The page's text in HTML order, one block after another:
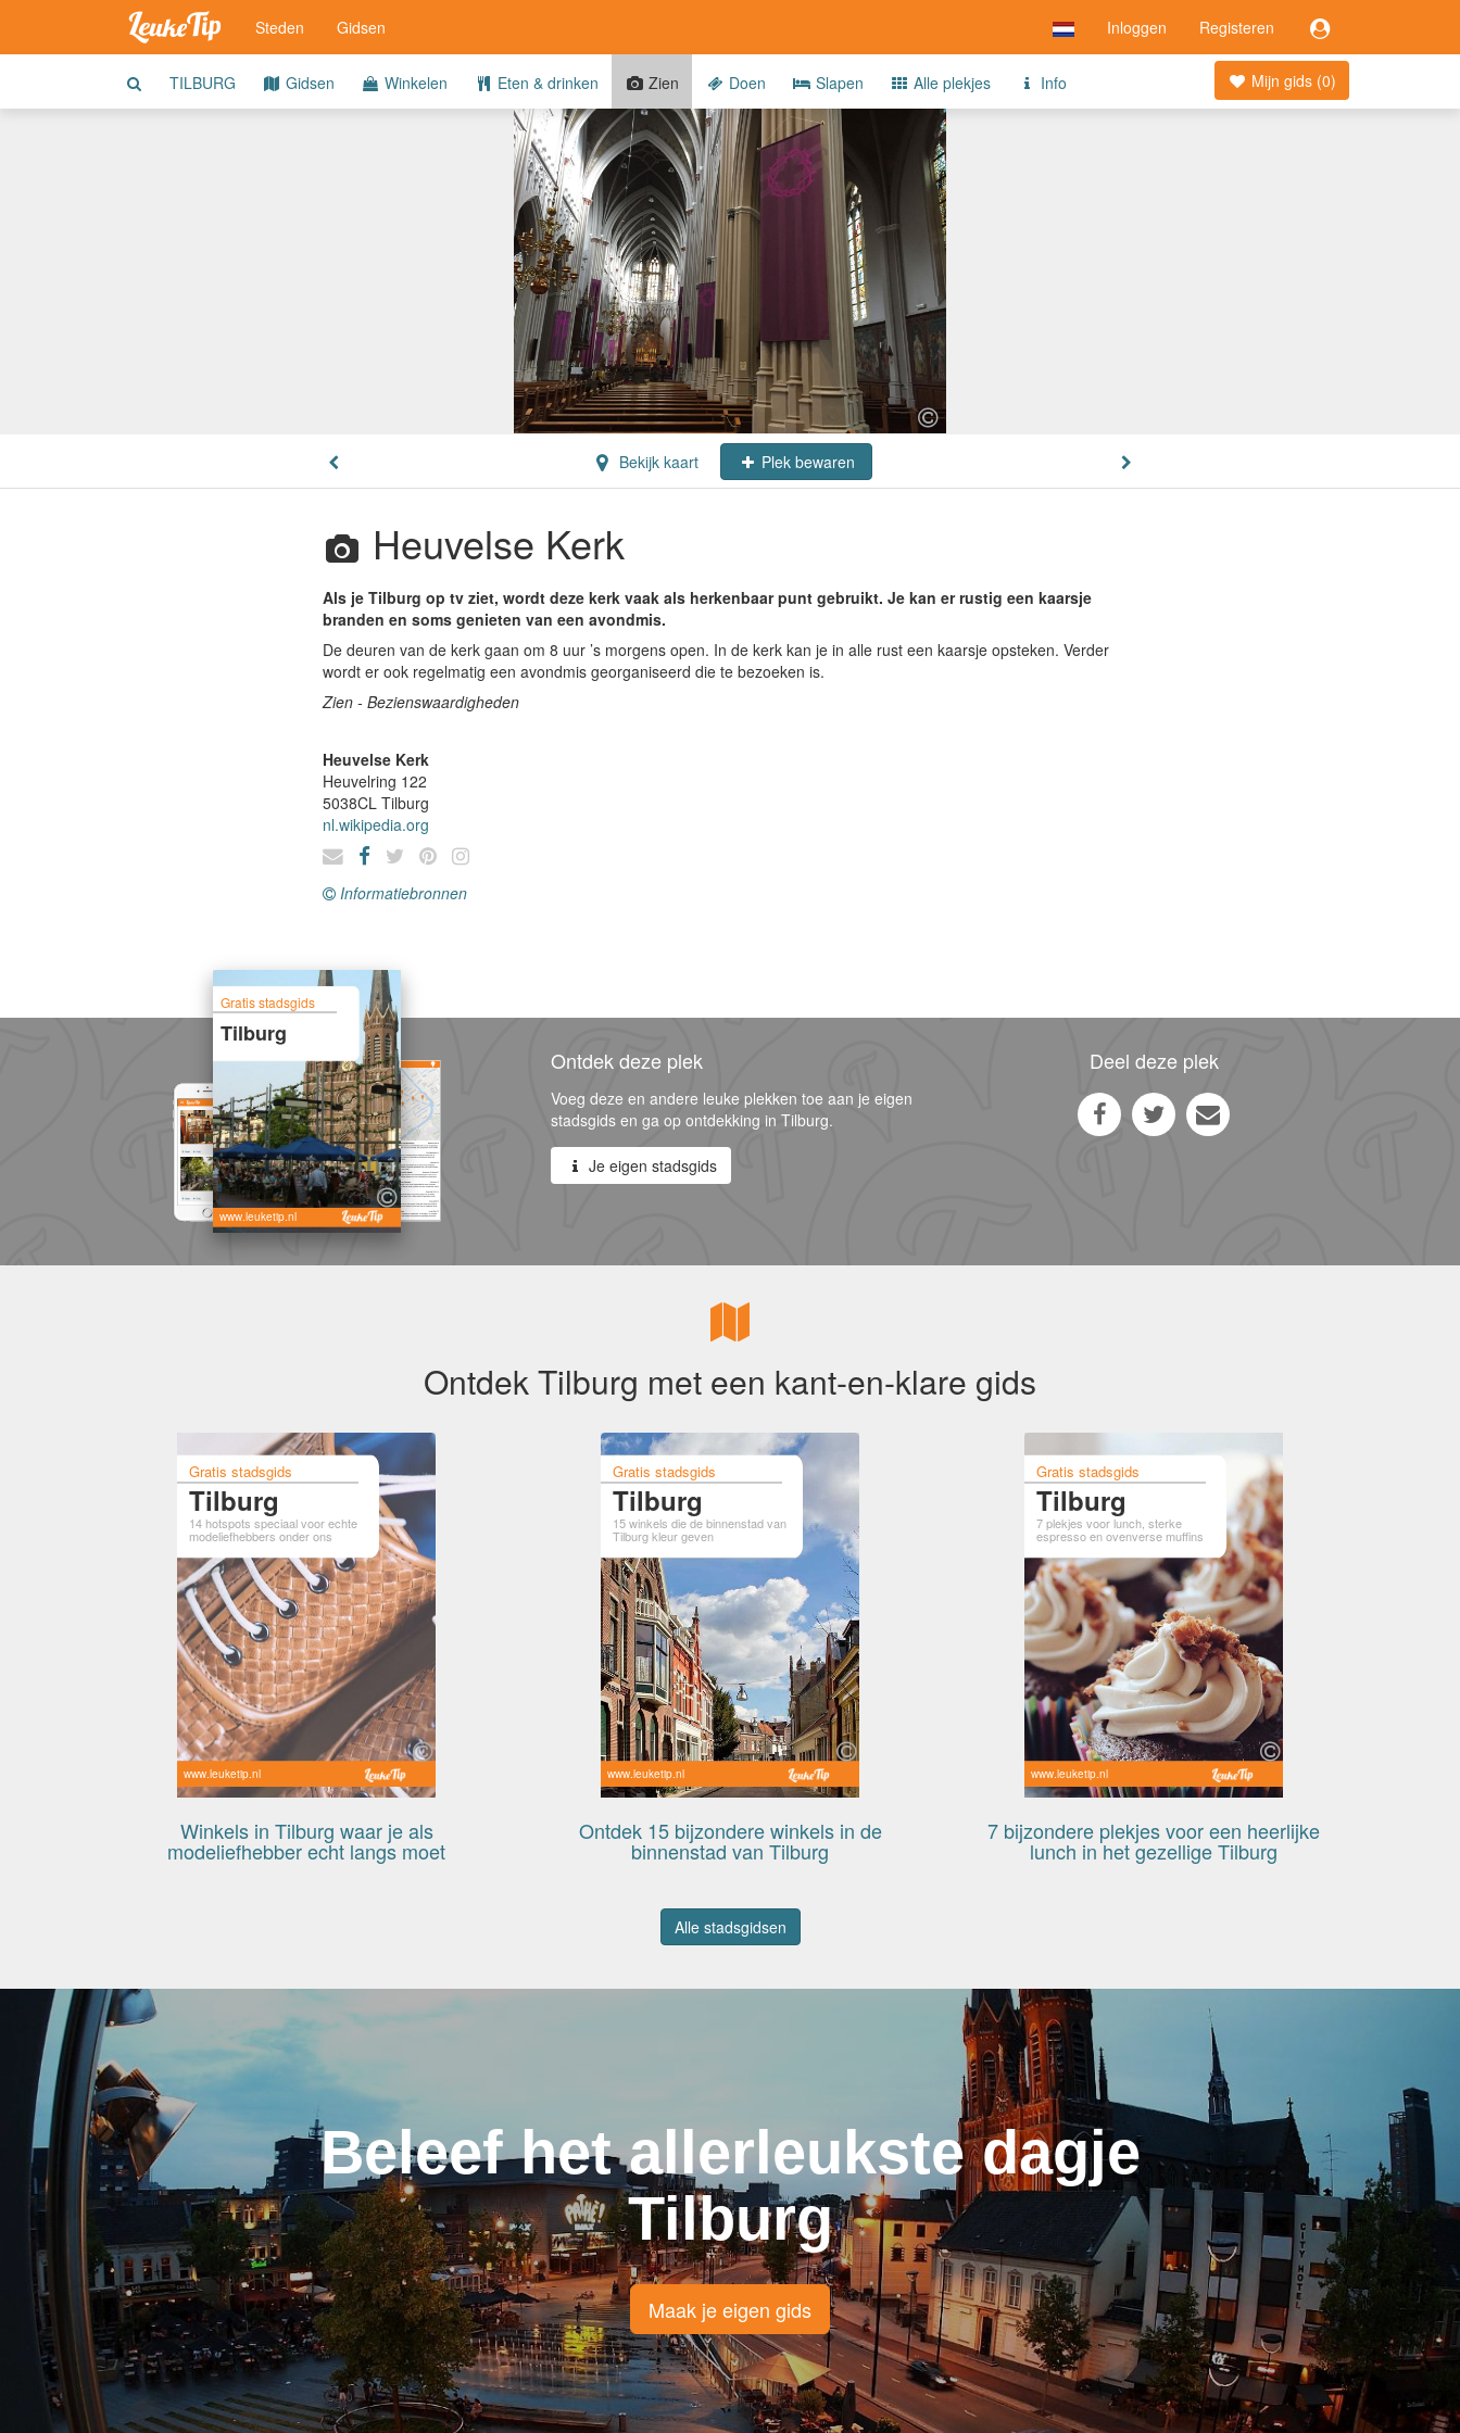
Inloggen Registeren
Steden Gidsen
Mijn gids (0)
TILBURG Gidsen Winkelen Eten & drinken Zien Doen Slapen Alle plekjes Info
Bekijk kaart Plek bewaren
Heuvelse Kerk
Als je Tilburg op tv ziet, wordt deze kerk vaak als herkenbaar punt gebruikt. Je kan er rustig een kaarsje
branden en soms genieten van een avondmis.
De deuren van de kerk gaan om 8 uur ’s morgens open. In de kerk kan je in alle rust een kaarsje opsteken. Verder
wordt er ook regelmatig een avondmis georganiseerd die te bezoeken is.
Zien - Bezienswaardigheden
Heuvelse Kerk
Heuvelring 122
5038CL Tilburg
nl.wikipedia.org
Informatiebronnen
Gratis stadsgids
Tilburg
www.leuketip.nl
Ontdek deze plek
Voeg deze en andere leuke plekken toe aan je eigen
stadsgids en ga op ontdekking in Tilburg.
Je eigen stadsgids
Deel deze plek
Ontdek Tilburg met een kant-en-klare gids
Gratis stadsgids
Tilburg
14 hotspots speciaal voor echte
modeliefhebbers onder ons
www.leuketip.nl
Winkels in Tilburg waar je als
modeliefhebber echt langs moet
Gratis stadsgids
Tilburg
15 winkels die de binnenstad van
Tilburg kleur geven
www.leuketip.nl
Ontdek 15 bijzondere winkels in de
binnenstad van Tilburg
Gratis stadsgids
Tilburg
7 plekjes voor lunch, sterke
espresso en ovenverse muffins
www.leuketip.nl
7 bijzondere plekjes voor een heerlijke
lunch in het gezellige Tilburg
Alle stadsgidsen
Beleef het allerleukste dagje
Tilburg
Maak je eigen gids